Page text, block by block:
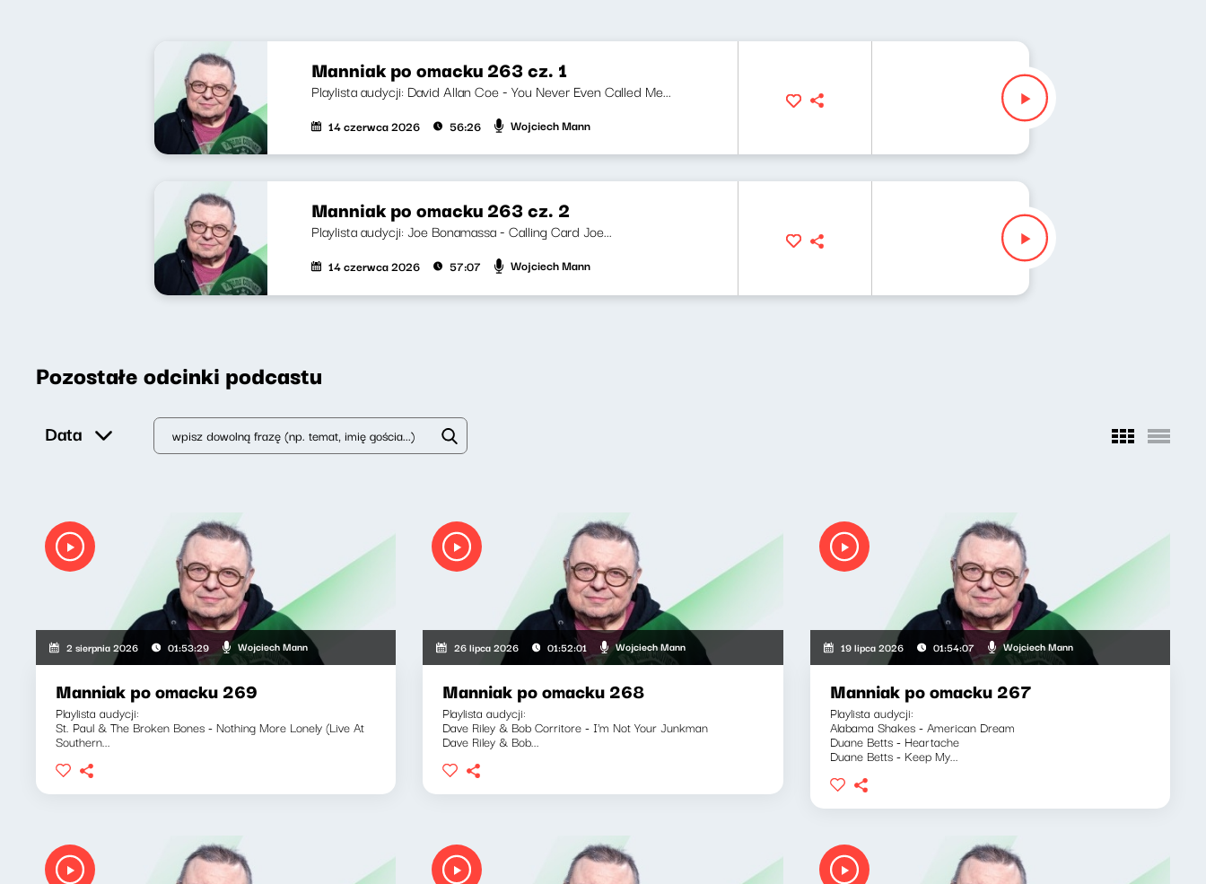
Manniak po omacku 263 cz. 1
Playlista audycji: David Allan Coe - You Never Even Called Me...
14 czerwca 2026 56:26 Wojciech Mann
Manniak po omacku 263 cz. 2
Playlista audycji: Joe Bonamassa - Calling Card Joe...
14 czerwca 2026 57:07 Wojciech Mann
Pozostałe odcinki podcastu
Data
2 sierpnia 2026 01:53:29 Wojciech Mann
Manniak po omacku 269
Playlista audycji:
St. Paul & The Broken Bones - Nothing More Lonely (Live At
Southern...
26 lipca 2026 01:52:01 Wojciech Mann
Manniak po omacku 268
Playlista audycji:
Dave Riley & Bob Corritore - I'm Not Your Junkman
Dave Riley & Bob...
19 lipca 2026 01:54:07 Wojciech Mann
Manniak po omacku 267
Playlista audycji:
Alabama Shakes - American Dream
Duane Betts - Heartache
Duane Betts - Keep My...